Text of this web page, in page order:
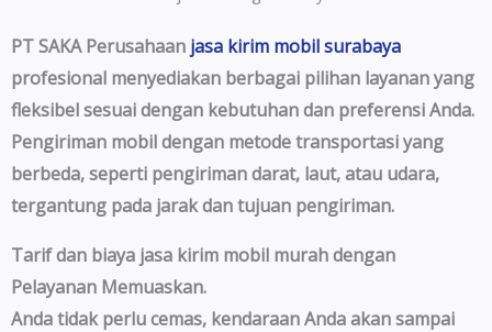
PT SAKA Perusahaan jasa kirim mobil surabaya
profesional menyediakan berbagai pilihan layanan yang
fleksibel sesuai dengan kebutuhan dan preferensi Anda.
Pengiriman mobil dengan metode transportasi yang
berbeda, seperti pengiriman darat, laut, atau udara,
tergantung pada jarak dan tujuan pengiriman.
Tarif dan biaya jasa kirim mobil murah dengan
Pelayanan Memuaskan.
Anda tidak perlu cemas, kendaraan Anda akan sampai